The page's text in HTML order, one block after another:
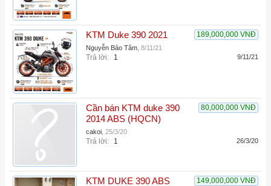
189,000,000 VNĐ
KTM Duke 390 2021
Nguyễn Bảo Tâm 8/11/21
Trả lời: 1 9/11/21
80,000,000 VNĐ
Cần bán KTM duke 390
2014 ABS (HQCN)
cakoi 25/3/20
Trả lời: 1 26/3/20
149,000,000 VNĐ
KTM DUKE 390 ABS